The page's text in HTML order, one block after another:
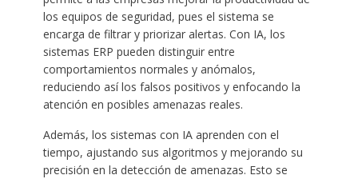
los equipos de seguridad, pues el sistema se
encarga de filtrar y priorizar alertas. Con IA, los
sistemas ERP pueden distinguir entre
comportamientos normales y anómalos,
reduciendo así los falsos positivos y enfocando la
atención en posibles amenazas reales.
Además, los sistemas con IA aprenden con el
tiempo, ajustando sus algoritmos y mejorando su
precisión en la detección de amenazas. Esto se